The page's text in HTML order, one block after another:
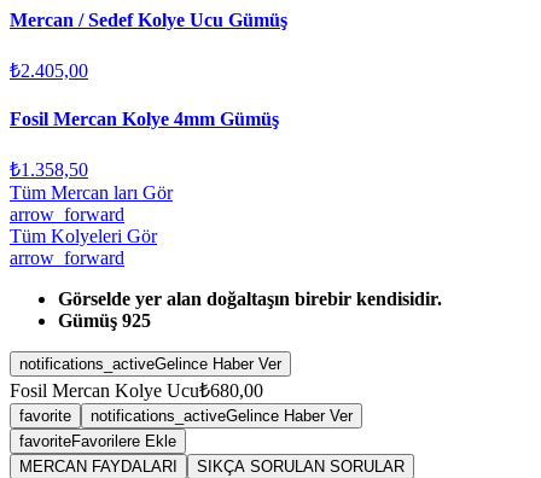
Mercan / Sedef Kolye Ucu Gümüş
₺2.405,00
Fosil Mercan Kolye 4mm Gümüş
₺1.358,50
Tüm Mercan ları Gör
arrow_forward
Tüm Kolyeleri Gör
arrow_forward
Görselde yer alan doğaltaşın birebir kendisidir.
Gümüş 925
notifications_activeGelince Haber Ver
Fosil Mercan Kolye Ucu₺680,00
favorite notifications_activeGelince Haber Ver
favoriteFavorilere Ekle
MERCAN FAYDALARI
SIKÇA SORULAN SORULAR